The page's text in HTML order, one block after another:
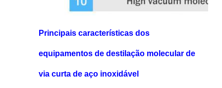
Principais características dos
equipamentos de destilação molecular de
via curta de aço inoxidável